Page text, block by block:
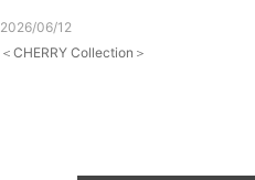
2026/06/12
＜CHERRY Collection＞